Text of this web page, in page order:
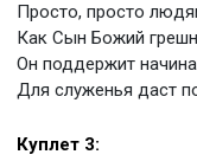
Просто, просто
Как Сын Божий
Он поддержит
Для служенья даст
Куплет 3: